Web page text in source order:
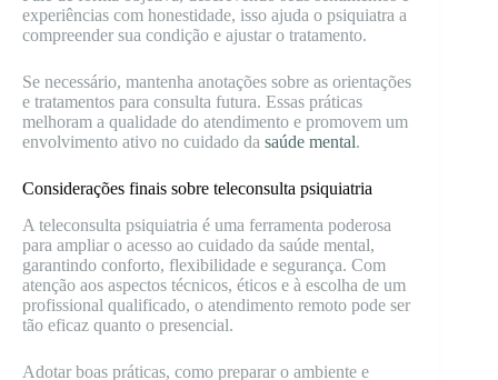
experiências com honestidade, isso ajuda o psiquiatra a
compreender sua condição e ajustar o tratamento.
Se necessário, mantenha anotações sobre as orientações
e tratamentos para consulta futura. Essas práticas
melhoram a qualidade do atendimento e promovem um
envolvimento ativo no cuidado da saúde mental.
Considerações finais sobre teleconsulta psiquiatria
A teleconsulta psiquiatria é uma ferramenta poderosa
para ampliar o acesso ao cuidado da saúde mental,
garantindo conforto, flexibilidade e segurança. Com
atenção aos aspectos técnicos, éticos e à escolha de um
profissional qualificado, o atendimento remoto pode ser
tão eficaz quanto o presencial.
Adotar boas práticas, como preparar o ambiente e